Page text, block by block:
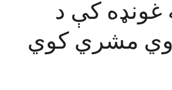
غونډه کې د
مشري کوي